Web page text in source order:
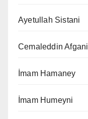
Ayetullah Sistani
Cemaleddin Afgani
İmam Hamaney
İmam Humeyni